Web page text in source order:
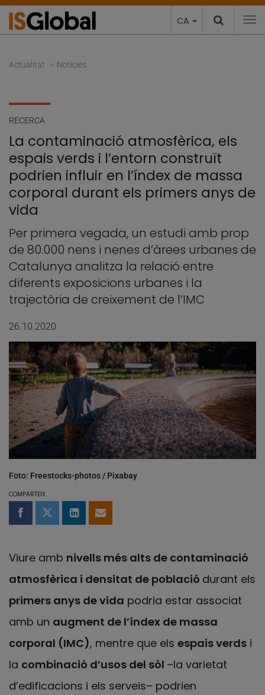
CA
Actualitat Notícies
RECERCA
La contaminació atmosfèrica, els
espais verds i l’entorn construït
podrien influir en l’índex de massa
corporal durant els primers anys de
vida
Per primera vegada, un estudi amb prop
de 80.000 nens i nenes d’àrees urbanes de
Catalunya analitza la relació entre
diferents exposicions urbanes i la
trajectòria de creixement de l’IMC
26.10.2020
Foto: Freestocks-photos / Pixabay
COMPARTEIX
Compartir a Facebook
Compartir a Twitter
Comparteix a LinkedIn
Comparteix per email
Viure amb nivells més alts de contaminació
atmosfèrica i densitat de població durant els
primers anys de vida podria estar associat
amb un augment de l’índex de massa
corporal (IMC), mentre que els espais verds i
la combinació d’usos del sòl –la varietat
d’edificacions i els serveis– podrien